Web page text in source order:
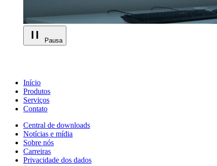
Pausa
Início
Produtos
Serviços
Contato
Central de downloads
Notícias e mídia
Sobre nós
Carreiras
Privacidade dos dados